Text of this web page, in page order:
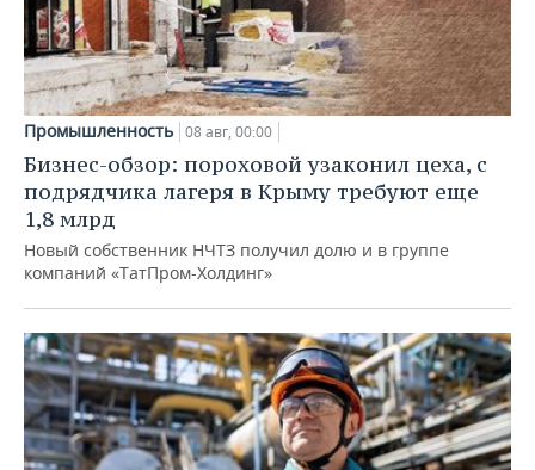
Промышленность 08 авг, 00:00
Бизнес-обзор: пороховой узаконил цеха, с
подрядчика лагеря в Крыму требуют еще
1,8 млрд
Новый собственник НЧТЗ получил долю и в группе
компаний «ТатПром-Холдинг»